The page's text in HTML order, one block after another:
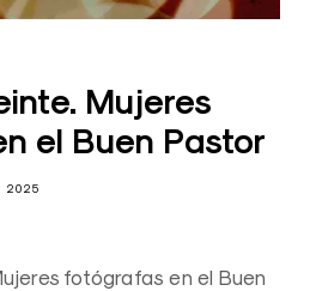
Mujeres
el Buen Pastor
2025
fotógrafas en el Buen